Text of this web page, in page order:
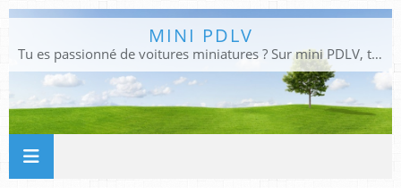
MINI PDLV
Tu es passionné de voitures miniatures ? Sur mini PDLV, tu trouveras les meilleurs bons plans pour acheter des voitures au 1:43, 1:18 ou 1:24. Tu pourras aussi découvrir des modèles de collection sous tous leurs angles. Pour ne rien louper de l'actualité des voitures miniatures, rejoins-nous !